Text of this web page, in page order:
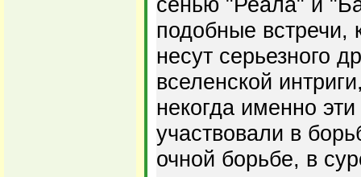
подобные встречи,
несут серьезного
вселенской
некогда именно
участвовали в
очной борьбе, в